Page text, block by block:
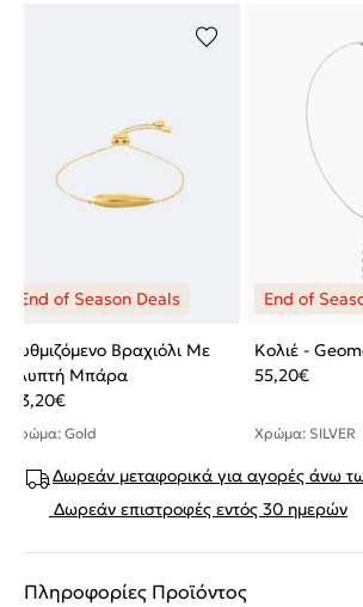
Ρυθμιζόμενο Βραχιόλι Με
Γλυπτή Μπάρα
63,20€
Χρώμα: Gold
Κολιέ -
55,20€
Χρώμα: SILVER
Δωρεάν μεταφορικά για αγορές άνω
Δωρεάν επιστροφές εντός 30 ημερών
Πληροφορίες Προϊόντος